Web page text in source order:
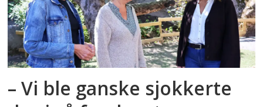
– Vi ble ganske sjokkerte